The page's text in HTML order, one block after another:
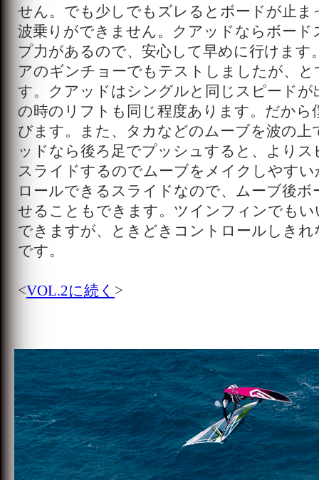
せん。でも少しでもズレるとボードが止ま
波乗りができません。クアッドならボード
プ力があるので、安心して早めに行けます
アのギンチョーでもテストしましたが、
す。クアッドはシングルと同じスピードが
の時のリフトも同じ程度あります。だから
びます。また、タカなどのムーブを波の上
ッドなら後ろ足でプッシュすると、より
スライドするのでムーブをメイクしやす
ロールできるスライドなので、ムーブ後
せることもできます。ツインフィンでも
できますが、ときどきコントロールしき
です。
<VOL.2に続く >